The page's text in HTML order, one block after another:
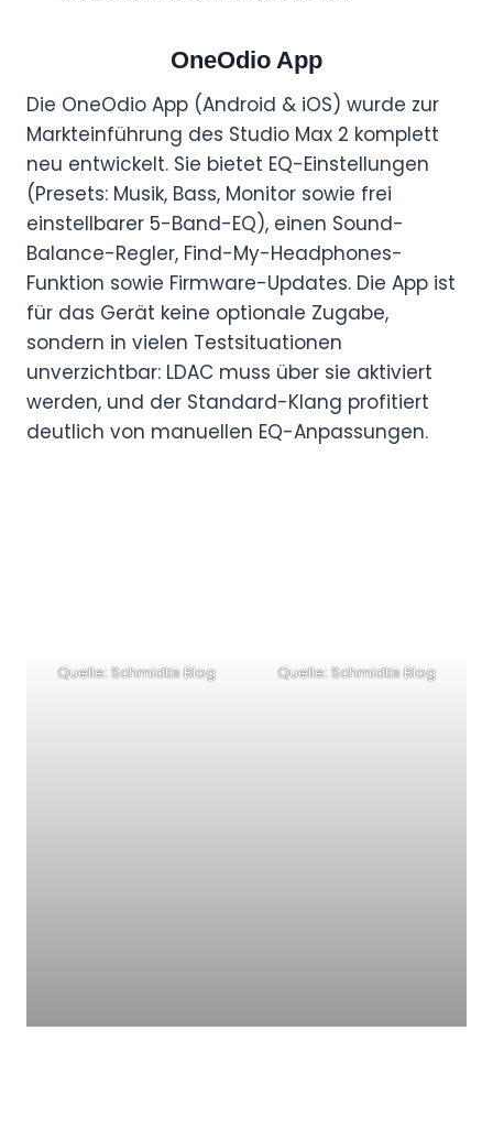
OneOdio App
Die OneOdio App (Android & iOS) wurde zur
Markteinführung des Studio Max 2 komplett
neu entwickelt. Sie bietet EQ-Einstellungen
(Presets: Musik, Bass, Monitor sowie frei
einstellbarer 5-Band-EQ), einen Sound-
Balance-Regler, Find-My-Headphones-
Funktion sowie Firmware-Updates. Die App ist
für das Gerät keine optionale Zugabe,
sondern in vielen Testsituationen
unverzichtbar: LDAC muss über sie aktiviert
werden, und der Standard-Klang profitiert
deutlich von manuellen EQ-Anpassungen.
Quelle: Schmidtis Blog Quelle: Schmidtis Blog